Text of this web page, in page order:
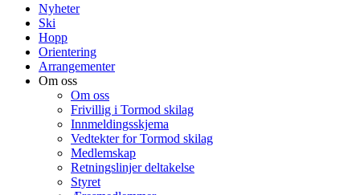
Nyheter
Ski
Hopp
Orientering
Arrangementer
Om oss
Om oss
Frivillig i Tormod skilag
Innmeldingsskjema
Vedtekter for Tormod skilag
Medlemskap
Retningslinjer deltakelse
Styret